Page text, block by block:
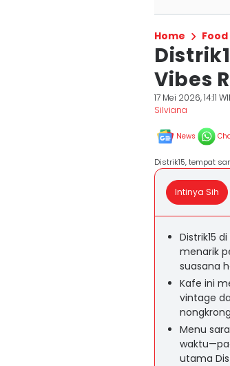
Home Food
Vibes
17 Mei 2026, 14:11
Silviana
News
Distrik15, tempat
Intinya Sih
Distrik15
menarik
suasana
Kafe ini
vintage
Menu
utama